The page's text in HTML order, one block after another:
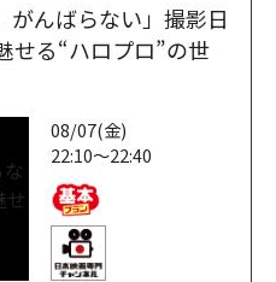
がんばらない」撮影日
る“ハロプロ”の世
08/07(金)
22:10～22:40